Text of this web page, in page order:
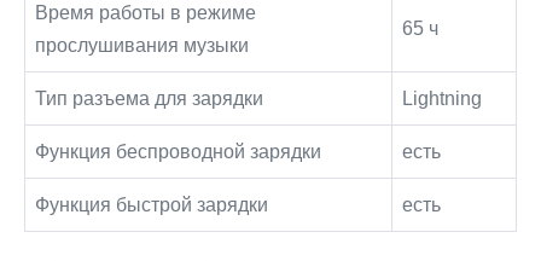
Время работы в режиме
прослушивания музыки
65 ч
Тип разъема для зарядки Lightning
Функция беспроводной зарядки есть
Функция быстрой зарядки есть